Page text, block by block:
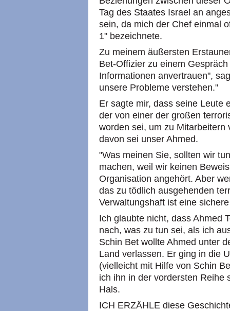
Tag des Staates Israel an
sein, da mich der Chef einmal
1" bezeichnete.
Zu meinem äußersten
Bet-Offizier zu einem
Informationen anvertrauen",
unsere Probleme verstehen."
Er sagte mir, dass seine Leute
der von einer der großen
worden sei, um zu
davon sei unser Ahmed.
"Was meinen Sie, sollten wir
machen, weil wir keinen
Organisation angehört. Aber
das zu tödlich ausgehenden
Verwaltungshaft ist eine
Ich glaubte nicht, dass Ahmed
nach, was zu tun sei, als ich
Schin Bet wollte Ahmed unter
Land verlassen. Er ging in die
(vielleicht mit Hilfe von Schin
ich ihn in der vordersten Reihe
Hals.
ICH ERZÄHLE diese